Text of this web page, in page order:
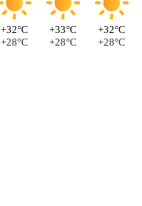
+32°C
+28°C
+33°C
+28°C
+32°C
+28°C